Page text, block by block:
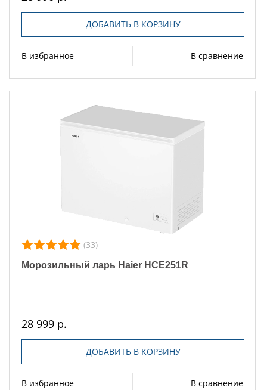
ДОБАВИТЬ В КОРЗИНУ
В избранное В сравнение
(33)
Морозильный ларь Haier HCE251R
28 999 р.
ДОБАВИТЬ В КОРЗИНУ
В избранное В сравнение